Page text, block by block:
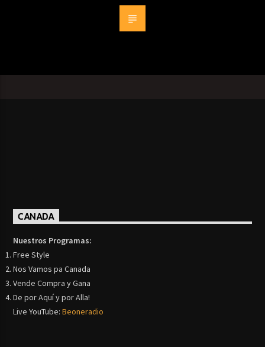
CANADA
Nuestros Programas:
Free Style
Nos Vamos pa Canada
Vende Compra y Gana
De por Aquí y por Alla!
Live YouTube:Beoneradio